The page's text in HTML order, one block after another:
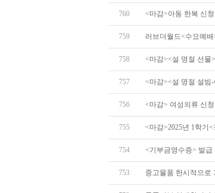
760 <마감>아동 한복 신
759 러브더월드<수요예
758 <마감><설 명절 선물
757 <마감><설 명절 설빔
756 <마감> 여성의류 신
755 <마감>2025년 1학기
754 <기부금영수증> 발급
753 중고물품 한시적으로